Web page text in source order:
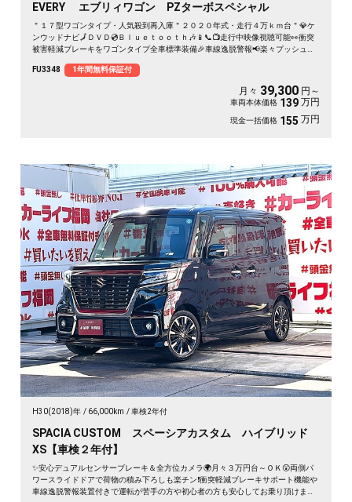
EVERY エブリィワゴン PZターボスペシャル
＂１７型ワゴンタイプ・人気殺到再入庫＂２０２０年式・走行４万ｋｍ台＂💎ケ
ンウッドナビ🗾ＤＶＤ💿Ｂｌｕｅｔｏｏｔｈ🎶📱📞📺走行中映像視聴可能👀衝突
被害軽減ブレーキをワゴンタイプ全車標準装備🎉車線逸脱警報📢楽々プッシュボ
１６．２ｋｍ／Ｌ🍃ベンチシートタイプ💺🌈車検2年付🌈
FU3348 1年間無料保証付
月々 39,300 円～
車両本体価格 139 万円
現金一括価格 155 万円
H30(2018)年 66,000km 車検2年付
SPACIA CUSTOM スペーシアカスタム ハイブリッド
XS【車検２年付】
✨安心デュアルセンサーブレーキ＆全方位カメラ🌍月々３万円台～ＯＫ😲両側パ
ワースライドドアで荷物の積み下ろしも楽チン❗衝突軽減ブレーキサポート機能や
車線逸脱警報装置付きで運転が苦手の方や初心者の方も安心してお乗り頂けます